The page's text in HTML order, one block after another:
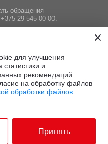
обращения
+375 29 545-00-00.
исполнительных и
покупателей:
Условия
для улучшения
статистики и
рекомендаций.
на обработку файлов
обработки файлов
Принять